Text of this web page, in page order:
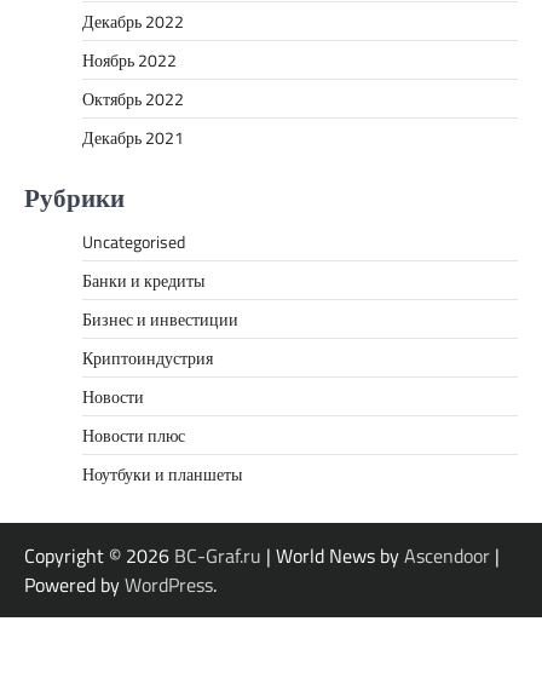
Декабрь 2022
Ноябрь 2022
Октябрь 2022
Декабрь 2021
Рубрики
Uncategorised
Банки и кредиты
Бизнес и инвестиции
Криптоиндустрия
Новости
Новости плюс
Ноутбуки и планшеты
Copyright © 2026 BC-Graf.ru | World News byAscendoor |
Powered byWordPress.